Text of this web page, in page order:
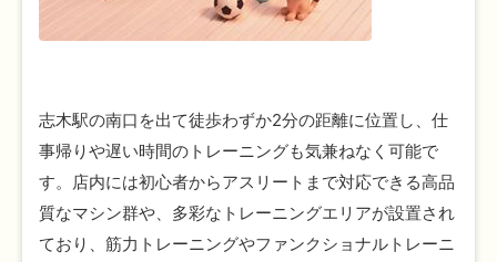
志木駅の南口を出て徒歩わずか2分の距離に位置し、仕
事帰りや遅い時間のトレーニングも気兼ねなく可能で
す。店内には初心者からアスリートまで対応できる高品
質なマシン群や、多彩なトレーニングエリアが設置され
ており、筋力トレーニングやファンクショナルトレーニ